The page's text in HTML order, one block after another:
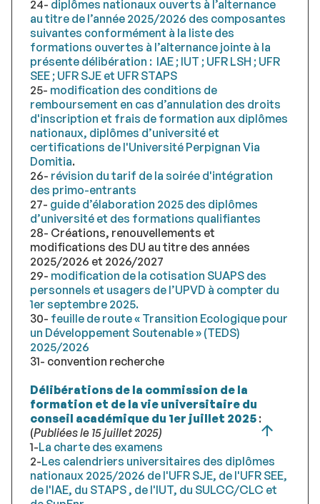
24- diplômes nationaux ouverts à l’alternance
au titre de l’année 2025/2026 des composantes
suivantes conformément à la liste des
formations ouvertes à l’alternance jointe à la
présente délibération : IAE ; IUT ; UFR LSH ; UFR
SEE ; UFR SJE et UFR STAPS
25- modification des conditions de
remboursement en cas d’annulation des droits
d'inscription et frais de formation aux diplômes
nationaux, diplômes d’université et
certifications de l'Université Perpignan Via
Domitia.
26- révision du tarif de la soirée d'intégration
des primo-entrants
27- guide d’élaboration 2025 des diplômes
d’université et des formations qualifiantes
28- Créations, renouvellements et
modifications des DU au titre des années
2025/2026 et 2026/2027
29- modification de la cotisation SUAPS des
personnels et usagers de l’UPVD à compter du
1er septembre 2025.
30- feuille de route « Transition Ecologique pour
un Développement Soutenable » (TEDS)
2025/2026
31- convention recherche
Délibérations de la commission de la
formation et de la vie universitaire du
conseil académique du 1er juillet 2025 :
(Publiées le 15 juillet 2025)
1-La charte des examens
2-Les calendriers universitaires des diplômes
nationaux 2025/2026 de l'UFR SJE, de l'UFR SEE,
de l'IAE, du STAPS , de l'IUT, du SULCC/CLC et